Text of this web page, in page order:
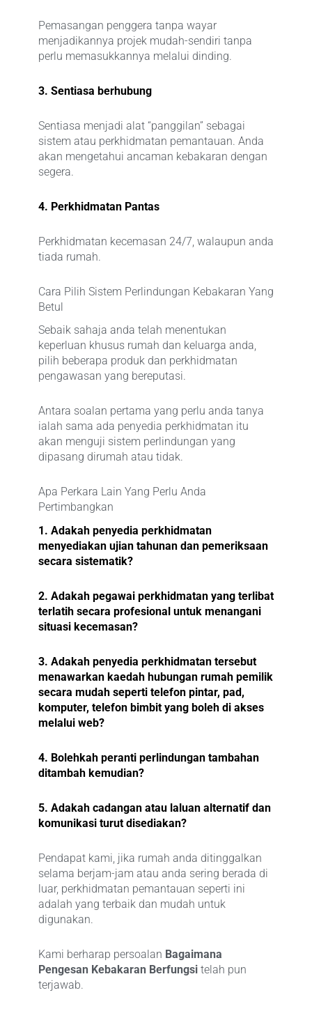
Pemasangan penggera tanpa wayar
menjadikannya projek mudah-sendiri tanpa
perlu memasukkannya melalui dinding.
3. Sentiasa berhubung
Sentiasa menjadi alat “panggilan” sebagai
sistem atau perkhidmatan pemantauan. Anda
akan mengetahui ancaman kebakaran dengan
segera.
4. Perkhidmatan Pantas
Perkhidmatan kecemasan 24/7, walaupun anda
tiada rumah.
Cara Pilih Sistem Perlindungan Kebakaran Yang
Betul
Sebaik sahaja anda telah menentukan
keperluan khusus rumah dan keluarga anda,
pilih beberapa produk dan perkhidmatan
pengawasan yang bereputasi.
Antara soalan pertama yang perlu anda tanya
ialah sama ada penyedia perkhidmatan itu
akan menguji sistem perlindungan yang
dipasang dirumah atau tidak.
Apa Perkara Lain Yang Perlu Anda
Pertimbangkan
1. Adakah penyedia perkhidmatan
menyediakan ujian tahunan dan pemeriksaan
secara sistematik?
2. Adakah pegawai perkhidmatan yang terlibat
terlatih secara profesional untuk menangani
situasi kecemasan?
3. Adakah penyedia perkhidmatan tersebut
menawarkan kaedah hubungan rumah pemilik
secara mudah seperti telefon pintar, pad,
komputer, telefon bimbit yang boleh di akses
melalui web?
4. Bolehkah peranti perlindungan tambahan
ditambah kemudian?
5. Adakah cadangan atau laluan alternatif dan
komunikasi turut disediakan?
Pendapat kami, jika rumah anda ditinggalkan
selama berjam-jam atau anda sering berada di
luar, perkhidmatan pemantauan seperti ini
adalah yang terbaik dan mudah untuk
digunakan.
Kami berharap persoalan Bagaimana
Pengesan Kebakaran Berfungsi telah pun
terjawab.